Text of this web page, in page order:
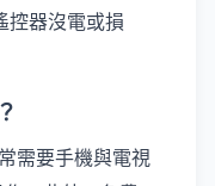
控器沒電或損
需要手機與電視